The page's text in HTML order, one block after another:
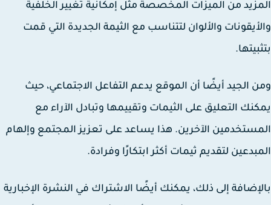
من الميزات المخصصة مثل إمكانية تغيير الخلفية
والألوان لتتناسب مع الثيمة الجديدة التي قمت
الجيد أيضًا أن الموقع يدعم التفاعل الاجتماعي، حيث
التعليق على الثيمات وتقييمها وتبادل الآراء مع
الآخرين. هذا يساعد على تعزيز المجتمع وإلهام
لتقديم ثيمات أكثر ابتكارًا وفرادة.
إلى ذلك، يمكنك أيضًا الاشتراك في النشرة الإخبارية